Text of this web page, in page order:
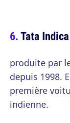
Tata Indica
produite par
depuis 1998.
première
indienne.